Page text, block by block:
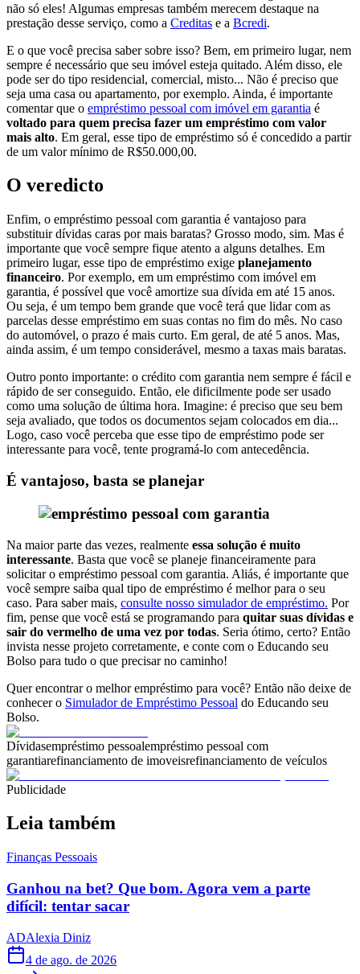
não só eles! Algumas empresas também merecem destaque na
prestação desse serviço, como a Creditas e a Bcredi.
E o que você precisa saber sobre isso? Bem, em primeiro lugar, nem
sempre é necessário que seu imóvel esteja quitado. Além disso, ele
pode ser do tipo residencial, comercial, misto... Não é preciso que
seja uma casa ou apartamento, por exemplo. Ainda, é importante
comentar que o empréstimo pessoal com imóvel em garantia é
voltado para quem precisa fazer um empréstimo com valor
mais alto. Em geral, esse tipo de empréstimo só é concedido a partir
de um valor mínimo de R$50.000,00.
O veredicto
Enfim, o empréstimo pessoal com garantia é vantajoso para
substituir dívidas caras por mais baratas? Grosso modo, sim. Mas é
importante que você sempre fique atento a alguns detalhes. Em
primeiro lugar, esse tipo de empréstimo exige planejamento
financeiro. Por exemplo, em um empréstimo com imóvel em
garantia, é possível que você amortize sua dívida em até 15 anos.
Ou seja, é um tempo bem grande que você terá que lidar com as
parcelas desse empréstimo em suas contas no fim do mês. No caso
do automóvel, o prazo é mais curto. Em geral, de até 5 anos. Mas,
ainda assim, é um tempo considerável, mesmo a taxas mais baratas.
Outro ponto importante: o crédito com garantia nem sempre é fácil e
rápido de ser conseguido. Então, ele dificilmente pode ser usado
como uma solução de última hora. Imagine: é preciso que seu bem
seja avaliado, que todos os documentos sejam colocados em dia...
Logo, caso você perceba que esse tipo de empréstimo pode ser
interessante para você, tente programá-lo com antecedência.
É vantajoso, basta se planejar
Na maior parte das vezes, realmente essa solução é muito
interessante. Basta que você se planeje financeiramente para
solicitar o empréstimo pessoal com garantia. Aliás, é importante que
você sempre saiba qual tipo de empréstimo é melhor para o seu
caso. Para saber mais, consulte nosso simulador de empréstimo. Por
fim, pense que você está se programando para quitar suas dívidas e
sair do vermelho de uma vez por todas. Seria ótimo, certo? Então
invista nesse projeto corretamente, e conte com o Educando seu
Bolso para tudo o que precisar no caminho!
Quer encontrar o melhor empréstimo para você? Então não deixe de
conhecer o Simulador de Empréstimo Pessoal do Educando seu
Bolso.
Dívidasempréstimo pessoalempréstimo pessoal com
garantiarefinanciamento de imoveisrefinanciamento de veículos
Publicidade
Leia também
Finanças Pessoais
Ganhou na bet? Que bom. Agora vem a parte
difícil: tentar sacar
ADAlexia Diniz
4 de ago. de 2026